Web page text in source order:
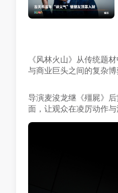
《风林火山》从传统题
与商业巨头之间的复杂博
导演麦浚龙继《殭屍》
面，让观众在凌厉动作